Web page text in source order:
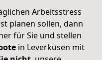
Arbeitsstress
planen sollen, dann
für Sie und stellen
in Leverkusen mit